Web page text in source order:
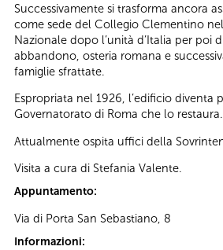
Successivamente si trasforma ancora
come sede del Collegio Clementino
Nazionale dopo l’unità d’Italia per poi
abbandono, osteria romana e
famiglie sfrattate.
Espropriata nel 1926, l’edificio diventa
Governatorato di Roma che lo restaura.
Attualmente ospita uffici della
Visita a cura di Stefania Valente.
Appuntamento:
Via di Porta San Sebastiano, 8
Informazioni: